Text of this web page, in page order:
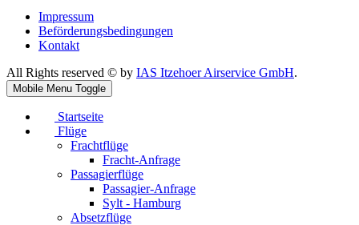
Impressum
Beförderungsbedingungen
Kontakt
All Rights reserved © by IAS Itzehoer Airservice GmbH.
Mobile Menu Toggle
Startseite
Flüge
Frachtflüge
Fracht-Anfrage
Passagierflüge
Passagier-Anfrage
Sylt - Hamburg
Absetzflüge